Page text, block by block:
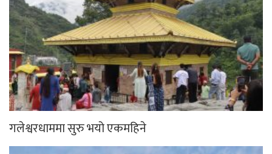
गलेश्वरधाममा सुरु भयो एकमहिने